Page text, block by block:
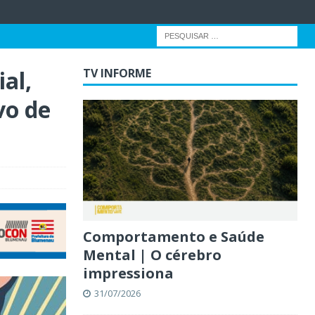
de
TV INFORME
Comportamento e Saúde
Mental | O cérebro
impressiona
31/07/2026